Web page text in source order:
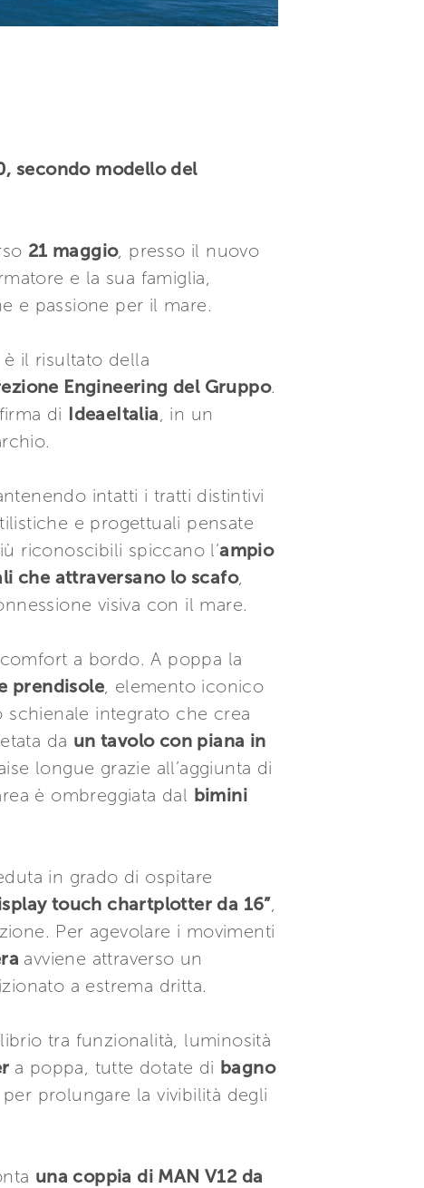
secondo modello del
21 maggio, presso il nuovo
e la sua famiglia,
e passione per il mare.
, è il risultato della
Engineering del Gruppo.
di IdeaeItalia , in un
intatti i tratti distintivi
e progettuali pensate
riconoscibili spiccano l’ampio
che attraversano lo scafo,
visiva con il mare.
a bordo. A poppa la
prendisole, elemento iconico
integrato che crea
da un tavolo con piana in
longue grazie all’aggiunta di
è ombreggiata dal bimini
in grado di ospitare
touch chartplotter da 16”,
Per agevolare i movimenti
avviene attraverso un
a estrema dritta.
tra funzionalità, luminosità
a poppa, tutte dotate di bagno
prolungare la vivibilità degli
una coppia di MAN V12 da